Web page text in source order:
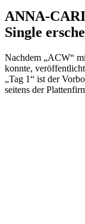
ANNA-
Single
Nachdem „ACW“
konnte,
„Tag 1“ ist der
seitens der